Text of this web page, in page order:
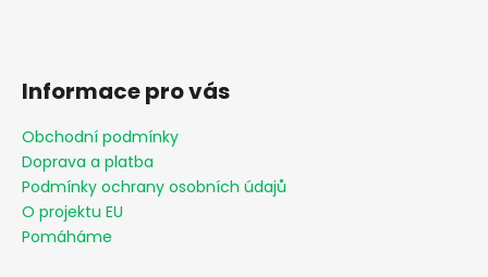
Informace pro vás
Obchodní podmínky
Doprava a platba
Podmínky ochrany osobních údajů
O projektu EU
Pomáháme